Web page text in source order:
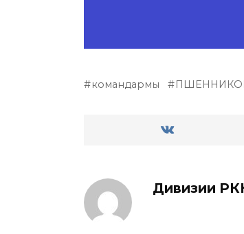
командармы ПШЕННИКОВ
Дивизии